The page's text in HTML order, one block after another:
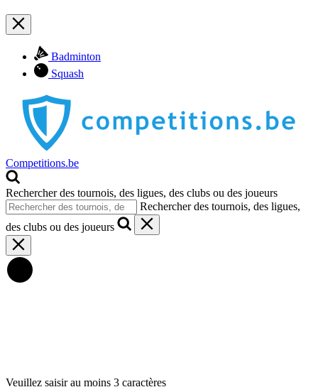
Badminton
Squash
Competitions.be
Rechercher des tournois, des ligues, des clubs ou des joueurs
Rechercher des tournois, des ligues,
des clubs ou des joueurs
Veuillez saisir au moins 3 caractères